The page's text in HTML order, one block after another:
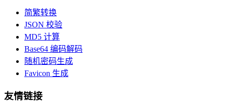
简繁转换
JSON 校验
MD5 计算
Base64 编码解码
随机密码生成
Favicon 生成
友情链接